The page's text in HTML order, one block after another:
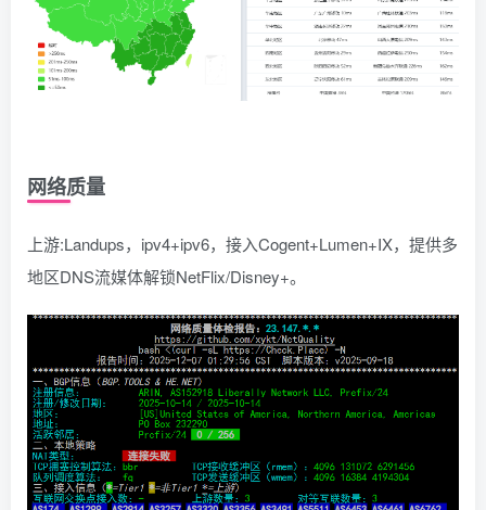
网络质量
上游:Landups，ipv4+ipv6，接入Cogent+Lumen+IX，提供多
地区DNS流媒体解锁NetFlix/Disney+。